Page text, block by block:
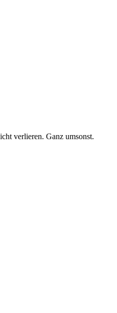
verlieren. Ganz umsonst.